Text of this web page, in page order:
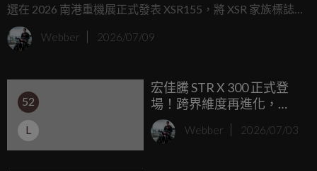
選在 2026 南港重機展正式發表 XSR155，將 XSR 家族標誌性
的「Modern Retro」設計帶進國內市場。過去 XSR155 在東
南亞市場已累積相當高的討論度，台灣消費者多半只能透過
Yamaha 在國內白牌檔車市場的產品陣容，也讓喜愛復古造
型、又不願犧牲現代操控與動力科技的騎士，多了一款值得
關注的新選擇。
Webber 2026/07/09
52
L
宏佳騰 STR X 300 正式登
場！跨界維度再進化，
156,800 元起正式接單
Webber 2026/07/03